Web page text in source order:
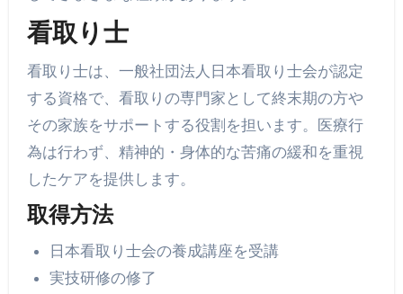
看取り士
看取り士は、一般社団法人日本看取り士会が認定
する資格で、看取りの専門家として終末期の方や
その家族をサポートする役割を担います。医療行
為は行わず、精神的・身体的な苦痛の緩和を重視
したケアを提供します。
取得方法
日本看取り士会の養成講座を受講
実技研修の修了